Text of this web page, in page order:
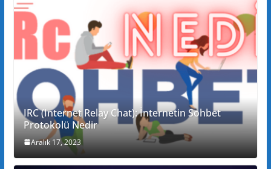
IRC (Internet Relay Chat): İnternetin Sohbet
Protokolü Nedir
Aralık 17, 2023